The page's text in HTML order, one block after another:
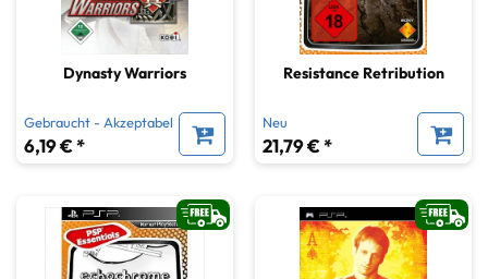
Dynasty Warriors
Gebraucht - Akzeptabel
6,19 € *
Resistance Retribution
Neu
21,79 € *